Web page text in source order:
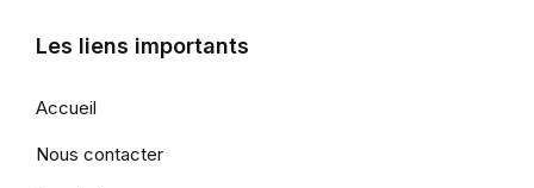
Les liens importants
Accueil
Nous contacter